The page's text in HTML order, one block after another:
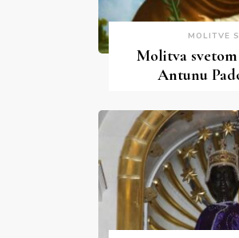
MOLITVE
Molitva
Antunu